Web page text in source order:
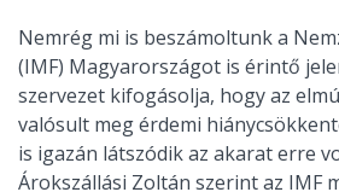
Nemrég mi is beszámoltunk a
(IMF) Magyarországot is érintő
szervezet kifogásolja, hogy az
valósult meg érdemi
is igazán látszódik az akarat erre
Árokszállási Zoltán szerint az IMF